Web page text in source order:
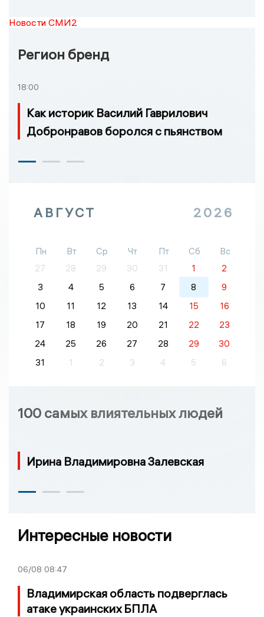
Новости СМИ2
Регион бренд
18:00
Как историк Василий Гаврилович
Добронравов боролся с пьянством
АВГУСТ 2026
Пн Вт Ср Чт Пт Сб
Вс
27
28 29 30 31 1
2
3
4 5 6 7 8
9
10
11 12 13 14 15
16
17
18 19 20 21 22
23
24
25 26 27 28 29
30
31
1 2 3 4 5 6
100 самых влиятельных людей
Ирина Владимировна Залевская
Интересные новости
06/08 08:47
Владимирская область подверглась
атаке украинских БПЛА